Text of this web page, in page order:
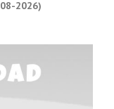
08-2026)